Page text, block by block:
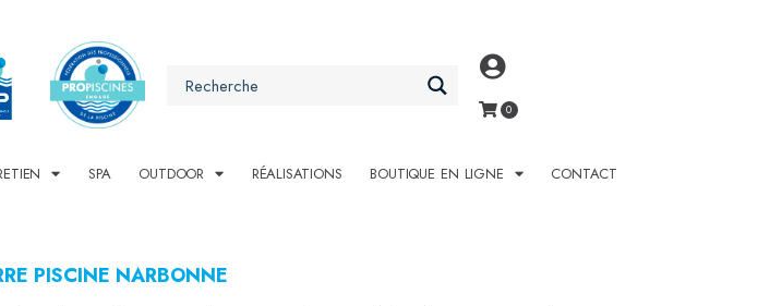
SPA OUTDOOR RÉALISATIONS BOUTIQUE EN LIGNE CONTACT
PISCINE NARBONNE